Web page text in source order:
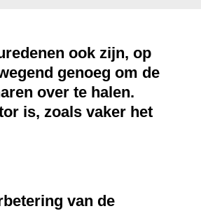
ook zijn, op
genoeg om de
over te halen.
is, zoals vaker het
van de